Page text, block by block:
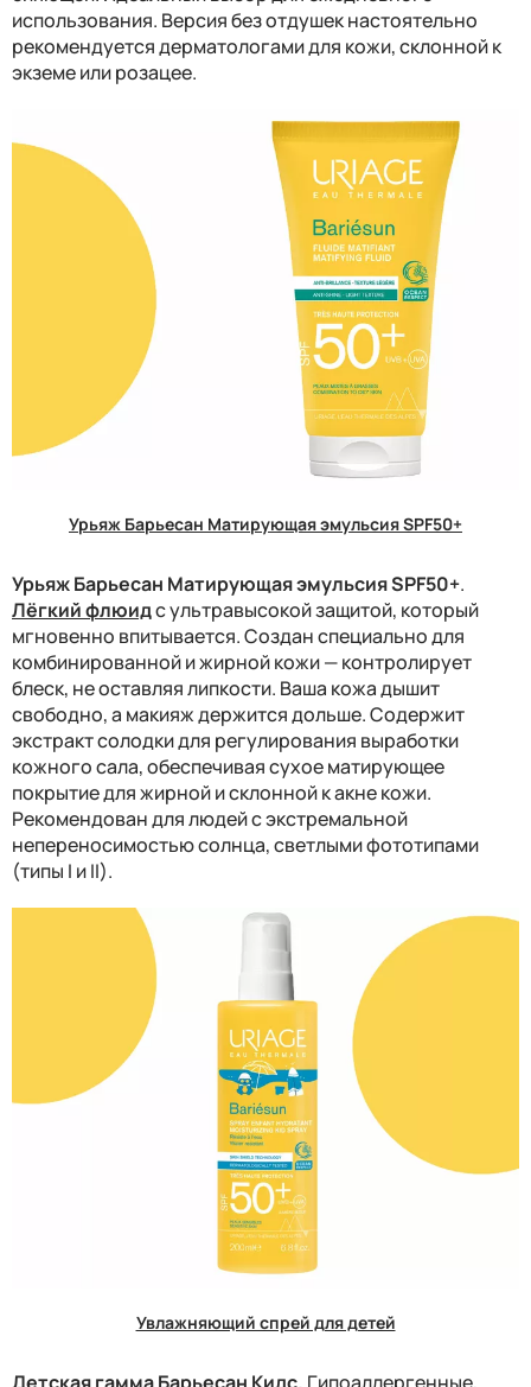
использования. Версия без отдушек настоятельно
рекомендуется дерматологами для кожи, склонной к
экземе или розацее.
Урьяж Барьесан Матирующая эмульсия SPF50+
Урьяж Барьесан Матирующая эмульсия SPF50+.
Лёгкий флюидс ультравысокой защитой, который
мгновенно впитывается. Создан специально для
комбинированной и жирной кожи — контролирует
блеск, не оставляя липкости. Ваша кожа дышит
свободно, а макияж держится дольше. Содержит
экстракт солодки для регулирования выработки
кожного сала, обеспечивая сухое матирующее
покрытие для жирной и склонной к акне кожи.
Рекомендован для людей с экстремальной
непереносимостью солнца, светлыми фототипами
(типы I и II).
Увлажняющий спрей для детей